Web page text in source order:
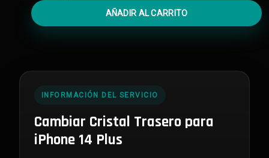
Trasero
iPhone
AÑADIR AL CARRITO
INFORMACIÓN DEL SERVICIO
Cambiar Cristal Trasero para
iPhone 14 Plus